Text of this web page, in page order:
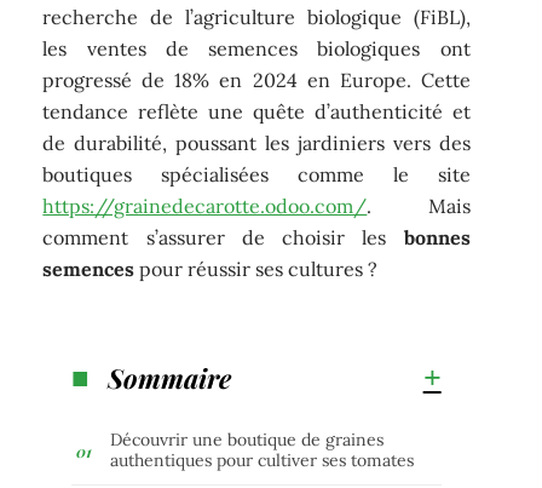
recherche de l’agriculture biologique (FiBL),
les ventes de semences biologiques ont
progressé de 18% en 2024 en Europe. Cette
tendance reflète une quête d’authenticité et
de durabilité, poussant les jardiniers vers des
boutiques spécialisées comme le site
https://grainedecarotte.odoo.com/. Mais
comment s’assurer de choisir les bonnes
semences pour réussir ses cultures ?
Sommaire
Découvrir une boutique de graines
authentiques pour cultiver ses tomates